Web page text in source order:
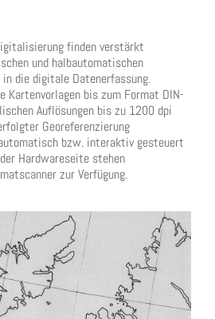
finden verstärkt
und halbautomatischen
in die digitale Datenerfassung.
Kartenvorlagen bis zum Format DIN-
Auflösungen bis zu 1200 dpi
Georeferenzierung
bzw. interaktiv gesteuert
Hardwareseite stehen
zur Verfügung.